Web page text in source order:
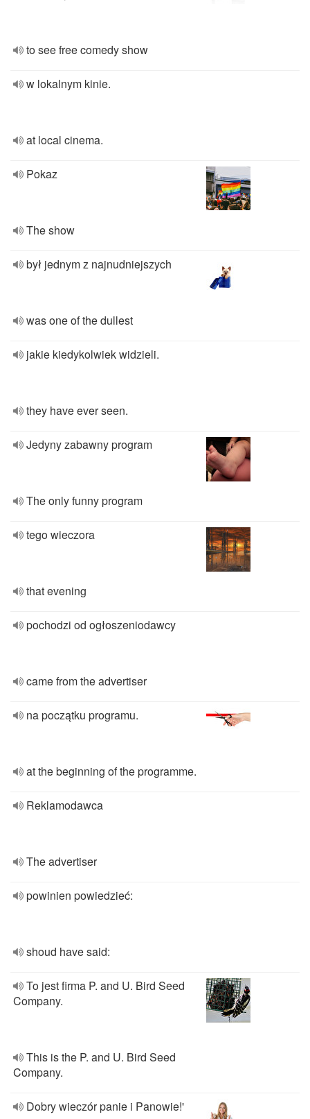
to see free comedy show
w lokalnym kinie.
at local cinema.
Pokaz
The show
był jednym z najnudniejszych
was one of the dullest
jakie kiedykolwiek widzieli.
they have ever seen.
Jedyny zabawny program
The only funny program
tego wieczora
that evening
pochodzi od ogłoszeniodawcy
came from the advertiser
na początku programu.
at the beginning of the programme.
Reklamodawca
The advertiser
powinien powiedzieć:
shoud have said:
To jest firma P. and U. Bird Seed
Company.
This is the P. and U. Bird Seed
Company.
Dobry wieczór panie i Panowie!'